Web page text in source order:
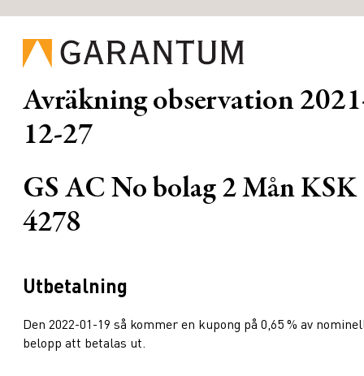
Avräkning observation
12-27
GS AC No bolag 2 Mån KSK
4278
Utbetalning
Den 2022-01-19 så kommer en kupong på 0,65 % av
belopp att betalas ut.